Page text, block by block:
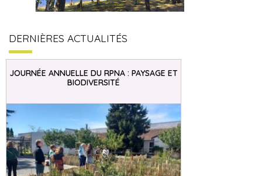
DERNIÈRES ACTUALITÉS
JOURNÉE ANNUELLE DU RPNA : PAYSAGE ET
BIODIVERSITÉ